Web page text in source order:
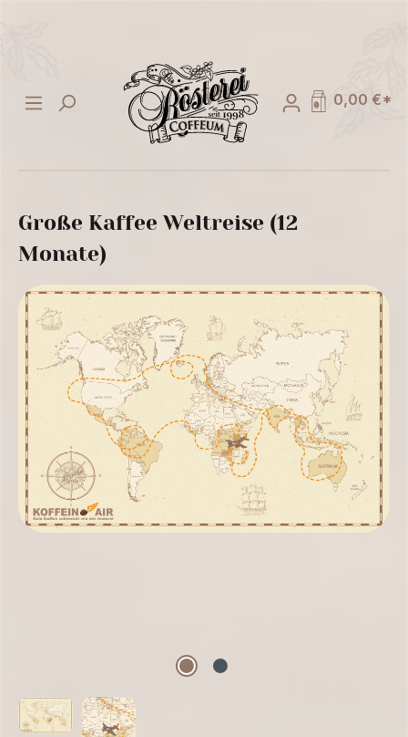
0,00 €*
Große Kaffee Weltreise (12
Monate)